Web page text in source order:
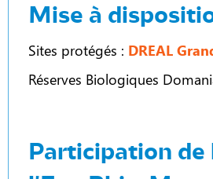
Mise à
Sites protégés : DREAL
Réserves Biologiques
Participation de